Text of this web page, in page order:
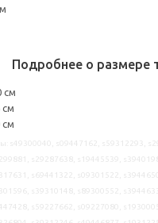
Подробнее о размере
см
см
см